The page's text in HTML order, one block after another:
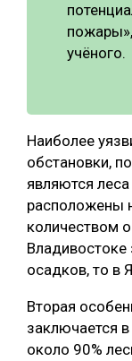
учёного.
Наиболее
обстановки,
являются
расположены
количеством
осадков, то в
Вторая
заключается
около 90%